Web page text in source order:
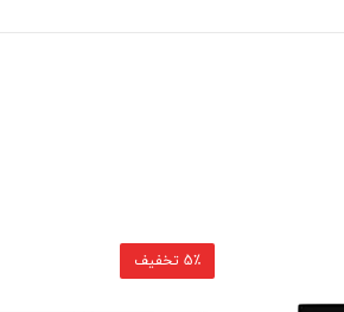
5٪ تخفیف